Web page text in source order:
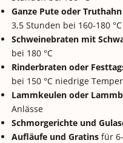
Ganze Pute oder Truthahn
3,5 Stunden bei 160-180 °C
Schweinebraten mit
bei 180 °C
Rinderbraten oder
bei 150 °C niedrige
Lammkeulen oder
Anlässe
Schmorgerichte und
Aufläufe und Gratinsfür 6-